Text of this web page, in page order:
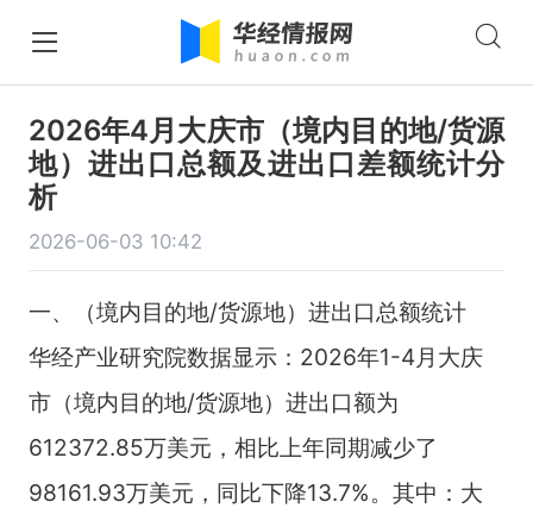
2026年4月大庆市（境内目的地/货源
地）进出口总额及进出口差额统计分
析
2026-06-03 10:42
一、（境内目的地/货源地）进出口总额统计
华经产业研究院数据显示：2026年1-4月大庆
市（境内目的地/货源地）进出口额为
612372.85万美元，相比上年同期减少了
98161.93万美元，同比下降13.7%。其中：大